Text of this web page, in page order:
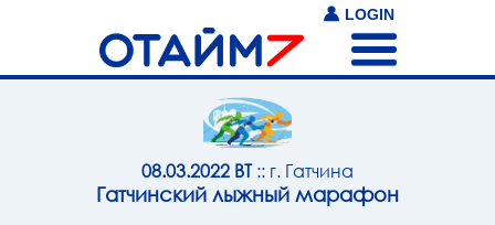
LOGIN
08.03.2022 ВТ:: г. Гатчина
Гатчинский лыжный марафон